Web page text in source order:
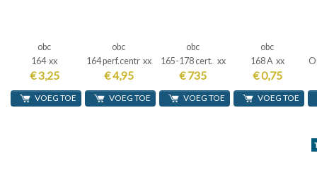
obc
164 xx
€ 3,25
VOEG TOE
obc
164 perf.centr xx
€ 4,95
VOEG TOE
obc
165-178 cert. xx
€ 735
VOEG TOE
obc
168 A xx
€ 0,75
VOEG TOE